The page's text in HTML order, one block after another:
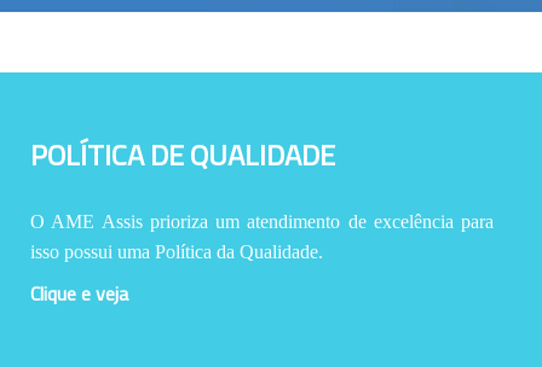
POLÍTICA DE QUALIDADE
O AME Assis prioriza um atendimento de excelência para
isso possui uma Política da Qualidade.
Clique e veja